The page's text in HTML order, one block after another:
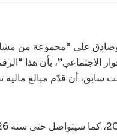
وصادق على “مجموعة من
الاجتماعي”، بأن هذا
سابق، أن قدّم مبالغ مالية